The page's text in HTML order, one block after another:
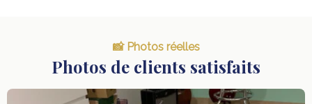
📸 Photos réelles
Photos de clients satisfaits